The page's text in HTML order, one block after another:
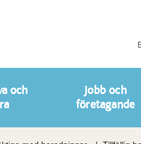
och
Jobb och
företagande